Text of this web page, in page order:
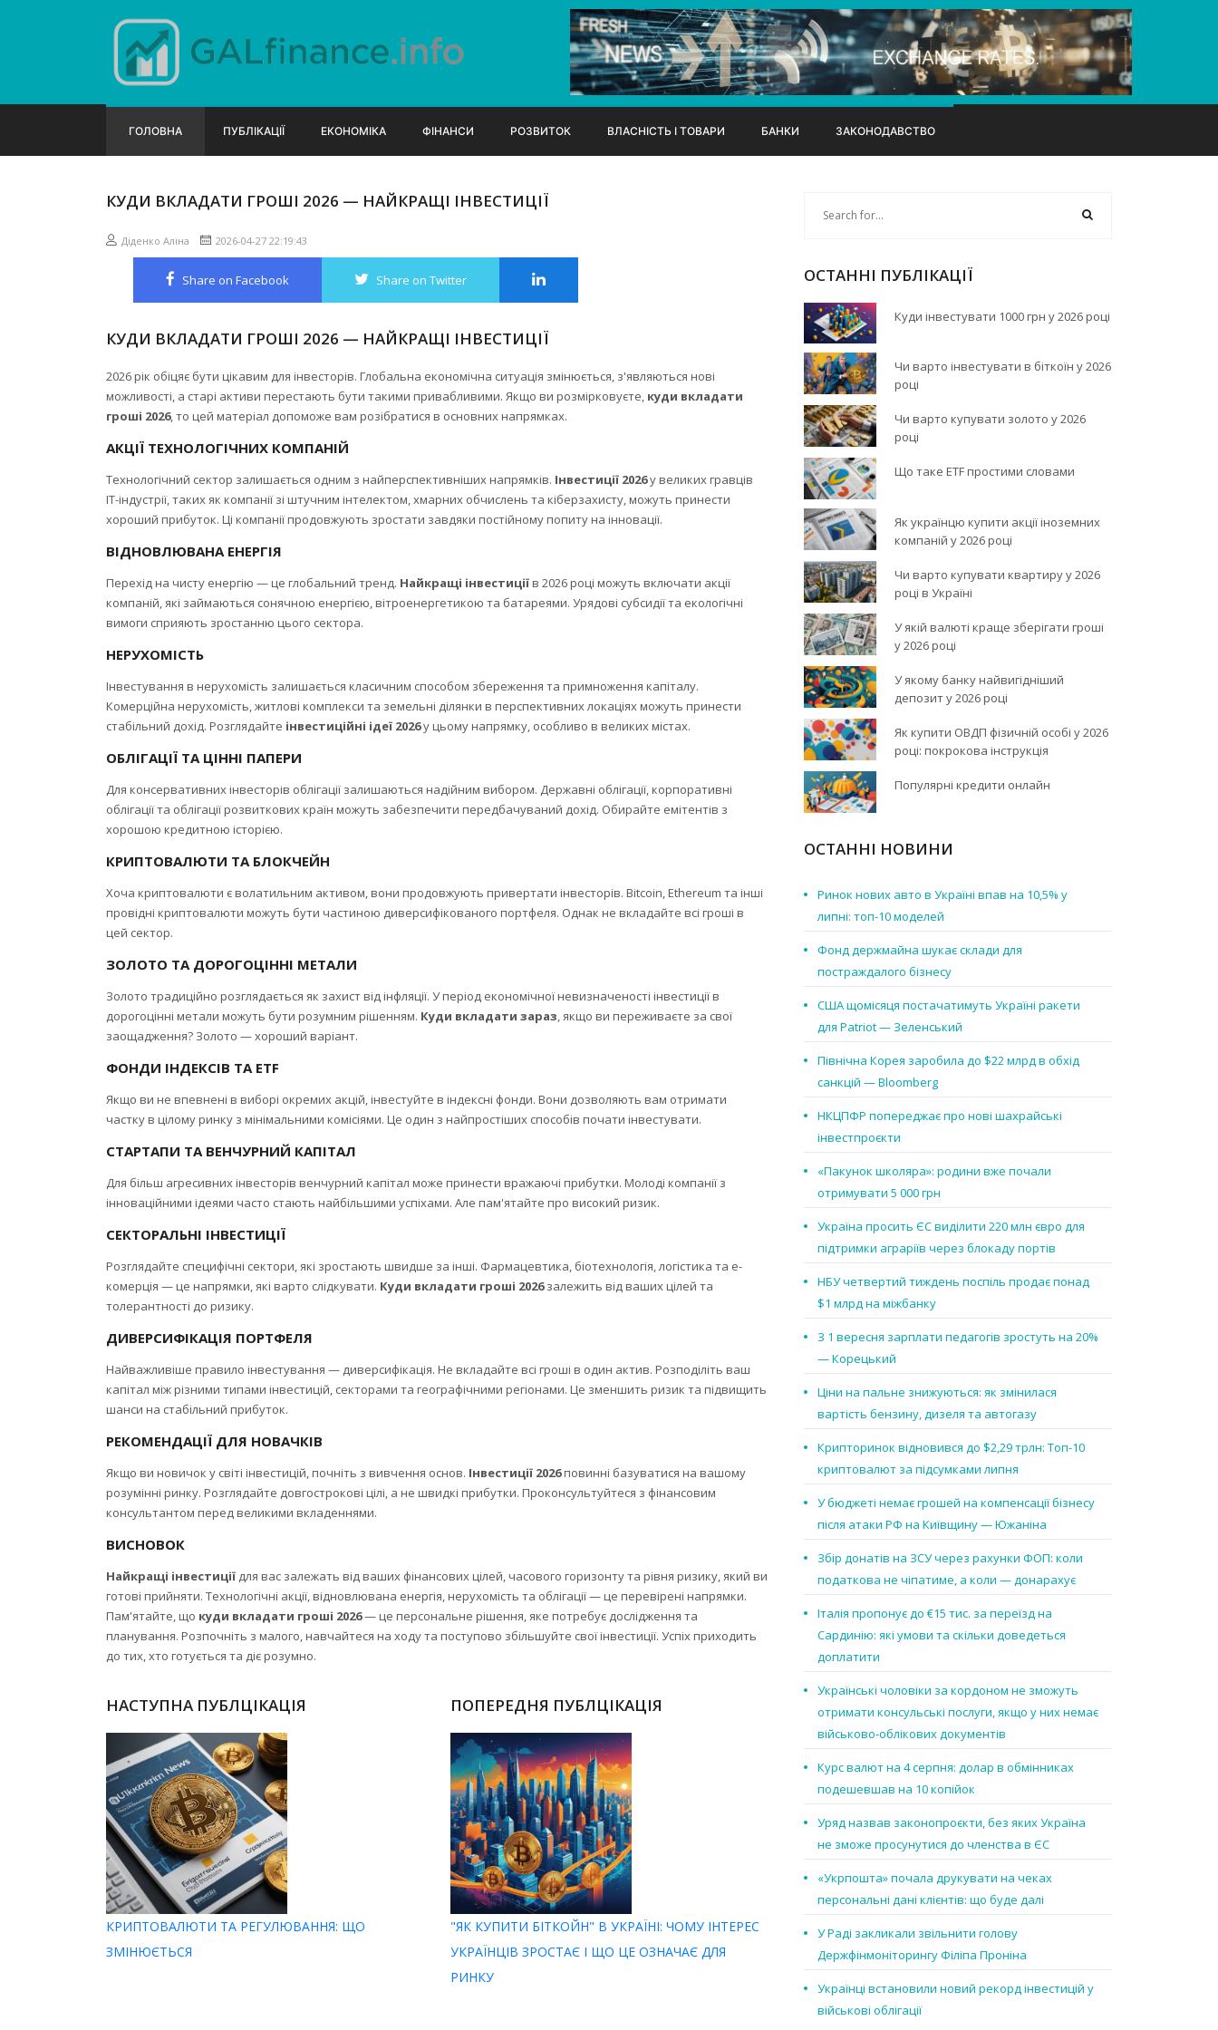
ГОЛОВНА ПУБЛІКАЦІЇ ЕКОНОМІКА ФІНАНСИ РОЗВИТОК ВЛАСНІСТЬ І ТОВАРИ БАНКИ ЗАКОНОДАВСТВО
КУДИ ВКЛАДАТИ ГРОШІ 2026 — НАЙКРАЩІ ІНВЕСТИЦІЇ
Діденко Аліна 2026-04-27 22:19:43
Share on Facebook Share on Twitter
КУДИ ВКЛАДАТИ ГРОШІ 2026 — НАЙКРАЩІ ІНВЕСТИЦІЇ
2026 рік обіцяє бути цікавим для інвесторів. Глобальна економічна ситуація змінюється, з'являються нові
можливості, а старі активи перестають бути такими привабливими. Якщо ви розмірковуєте, куди вкладати
гроші 2026, то цей матеріал допоможе вам розібратися в основних напрямках.
АКЦІЇ ТЕХНОЛОГІЧНИХ КОМПАНІЙ
Технологічний сектор залишається одним з найперспективніших напрямків. Інвестиції 2026у великих гравців
IT-індустрії, таких як компанії зі штучним інтелектом, хмарних обчислень та кіберзахисту, можуть принести
хороший прибуток. Ці компанії продовжують зростати завдяки постійному попиту на інновації.
ВІДНОВЛЮВАНА ЕНЕРГІЯ
Перехід на чисту енергію — це глобальний тренд. Найкращі інвестиціїв 2026 році можуть включати акції
компаній, які займаються сонячною енергією, вітроенергетикою та батареями. Урядові субсидії та екологічні
вимоги сприяють зростанню цього сектора.
НЕРУХОМІСТЬ
Інвестування в нерухомість залишається класичним способом збереження та примноження капіталу.
Комерційна нерухомість, житлові комплекси та земельні ділянки в перспективних локаціях можуть принести
стабільний дохід. Розглядайте інвестиційні ідеї 2026у цьому напрямку, особливо в великих містах.
ОБЛІГАЦІЇ ТА ЦІННІ ПАПЕРИ
Для консервативних інвесторів облігації залишаються надійним вибором. Державні облігації, корпоративні
облігації та облігації розвиткових країн можуть забезпечити передбачуваний дохід. Обирайте емітентів з
хорошою кредитною історією.
КРИПТОВАЛЮТИ ТА БЛОКЧЕЙН
Хоча криптовалюти є волатильним активом, вони продовжують привертати інвесторів. Bitcoin, Ethereum та інші
провідні криптовалюти можуть бути частиною диверсифікованого портфеля. Однак не вкладайте всі гроші в
цей сектор.
ЗОЛОТО ТА ДОРОГОЦІННІ МЕТАЛИ
Золото традиційно розглядається як захист від інфляції. У період економічної невизначеності інвестиції в
дорогоцінні метали можуть бути розумним рішенням. Куди вкладати зараз , якщо ви переживаєте за свої
заощадження? Золото — хороший варіант.
ФОНДИ ІНДЕКСІВ ТА ETF
Якщо ви не впевнені в виборі окремих акцій, інвестуйте в індексні фонди. Вони дозволяють вам отримати
частку в цілому ринку з мінімальними комісіями. Це один з найпростіших способів почати інвестувати.
СТАРТАПИ ТА ВЕНЧУРНИЙ КАПІТАЛ
Для більш агресивних інвесторів венчурний капітал може принести вражаючі прибутки. Молоді компанії з
інноваційними ідеями часто стають найбільшими успіхами. Але пам'ятайте про високий ризик.
СЕКТОРАЛЬНІ ІНВЕСТИЦІЇ
Розглядайте специфічні сектори, які зростають швидше за інші. Фармацевтика, біотехнологія, логістика та е-
комерція — це напрямки, які варто слідкувати. Куди вкладати гроші 2026залежить від ваших цілей та
толерантності до ризику.
ДИВЕРСИФІКАЦІЯ ПОРТФЕЛЯ
Найважливіше правило інвестування — диверсифікація. Не вкладайте всі гроші в один актив. Розподіліть ваш
капітал між різними типами інвестицій, секторами та географічними регіонами. Це зменшить ризик та підвищить
шанси на стабільний прибуток.
РЕКОМЕНДАЦІЇ ДЛЯ НОВАЧКІВ
Якщо ви новичок у світі інвестицій, почніть з вивчення основ. Інвестиції 2026повинні базуватися на вашому
розумінні ринку. Розглядайте довгострокові цілі, а не швидкі прибутки. Проконсультуйтеся з фінансовим
консультантом перед великими вкладеннями.
ВИСНОВОК
Найкращі інвестиції для вас залежать від ваших фінансових цілей, часового горизонту та рівня ризику, який ви
готові прийняти. Технологічні акції, відновлювана енергія, нерухомість та облігації — це перевірені напрямки.
Пам'ятайте, що куди вкладати гроші 2026— це персональне рішення, яке потребує дослідження та
планування. Розпочніть з малого, навчайтеся на ходу та поступово збільшуйте свої інвестиції. Успіх приходить
до тих, хто готується та діє розумно.
НАСТУПНА ПУБЛЦІКАЦІЯ
КРИПТОВАЛЮТИ ТА РЕГУЛЮВАННЯ: ЩО
ЗМІНЮЄТЬСЯ
ПОПЕРЕДНЯ ПУБЛЦІКАЦІЯ
"ЯК КУПИТИ БІТКОЙН" В УКРАЇНІ: ЧОМУ ІНТЕРЕС
УКРАЇНЦІВ ЗРОСТАЄ І ЩО ЦЕ ОЗНАЧАЄ ДЛЯ
РИНКУ
ОСТАННІ ПУБЛІКАЦІЇ
Куди інвестувати 1000 грн у 2026 році
Чи варто інвестувати в біткоїн у 2026
році
Чи варто купувати золото у 2026
році
Що таке ETF простими словами
Як українцю купити акції іноземних
компаній у 2026 році
Чи варто купувати квартиру у 2026
році в Україні
У якій валюті краще зберігати гроші
у 2026 році
У якому банку найвигідніший
депозит у 2026 році
Як купити ОВДП фізичній особі у 2026
році: покрокова інструкція
Популярні кредити онлайн
ОСТАННІ НОВИНИ
Ринок нових авто в Україні впав на 10,5% у
липні: топ-10 моделей
Фонд держмайна шукає склади для
постраждалого бізнесу
США щомісяця постачатимуть Україні ракети
для Patriot — Зеленський
Північна Корея заробила до $22 млрд в обхід
санкцій — Bloomberg
НКЦПФР попереджає про нові шахрайські
інвестпроєкти
«Пакунок школяра»: родини вже почали
отримувати 5 000 грн
Україна просить ЄС виділити 220 млн євро для
підтримки аграріїв через блокаду портів
НБУ четвертий тиждень поспіль продає понад
$1 млрд на міжбанку
З 1 вересня зарплати педагогів зростуть на 20%
— Корецький
Ціни на пальне знижуються: як змінилася
вартість бензину, дизеля та автогазу
Крипторинок відновився до $2,29 трлн: Топ-10
криптовалют за підсумками липня
У бюджеті немає грошей на компенсації бізнесу
після атаки РФ на Київщину — Южаніна
Збір донатів на ЗСУ через рахунки ФОП: коли
податкова не чіпатиме, а коли — донарахує
Італія пропонує до €15 тис. за переїзд на
Сардинію: які умови та скільки доведеться
доплатити
Українські чоловіки за кордоном не зможуть
отримати консульські послуги, якщо у них немає
військово-облікових документів
Курс валют на 4 серпня: долар в обмінниках
подешевшав на 10 копійок
Уряд назвав законопроєкти, без яких Україна
не зможе просунутися до членства в ЄС
«Укрпошта» почала друкувати на чеках
персональні дані клієнтів: що буде далі
У Раді закликали звільнити голову
Держфінмоніторингу Філіпа Проніна
Українці встановили новий рекорд інвестицій у
військові облігації